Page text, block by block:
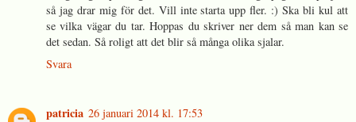
så jag drar mig för det. Vill inte starta upp fler. :) Ska bli kul att
se vilka vägar du tar. Hoppas du skriver ner dem så man kan se
det sedan. Så roligt att det blir så många olika sjalar.
Svara
patricia 26 januari 2014 kl. 17:53